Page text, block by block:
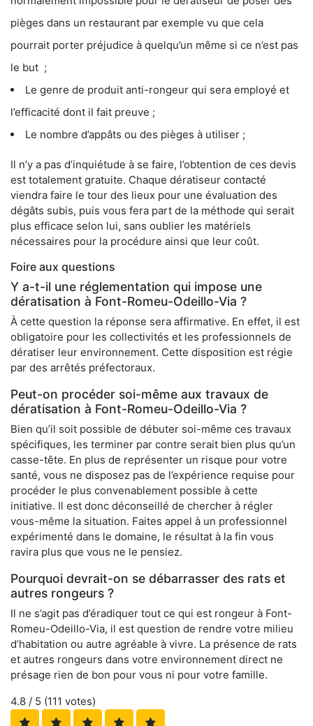
pièges dans un restaurant par exemple vu que cela
pourrait porter préjudice à quelqu’un même si ce n’est pas
le but ;
Le genre de produit anti-rongeur qui sera employé et
l’efficacité dont il fait preuve ;
Le nombre d’appâts ou des pièges à utiliser ;
Il n’y a pas d’inquiétude à se faire, l’obtention de ces devis
est totalement gratuite. Chaque dératiseur contacté
viendra faire le tour des lieux pour une évaluation des
dégâts subis, puis vous fera part de la méthode qui serait
plus efficace selon lui, sans oublier les matériels
nécessaires pour la procédure ainsi que leur coût.
Foire aux questions
Y a-t-il une réglementation qui impose une
dératisation à Font-Romeu-Odeillo-Via ?
À cette question la réponse sera affirmative. En effet, il est
obligatoire pour les collectivités et les professionnels de
dératiser leur environnement. Cette disposition est régie
par des arrêtés préfectoraux.
Peut-on procéder soi-même aux travaux de
dératisation à Font-Romeu-Odeillo-Via ?
Bien qu’il soit possible de débuter soi-même ces travaux
spécifiques, les terminer par contre serait bien plus qu’un
casse-tête. En plus de représenter un risque pour votre
santé, vous ne disposez pas de l’expérience requise pour
procéder le plus convenablement possible à cette
initiative. Il est donc déconseillé de chercher à régler
vous-même la situation. Faites appel à un professionnel
expérimenté dans le domaine, le résultat à la fin vous
ravira plus que vous ne le pensiez.
Pourquoi devrait-on se débarrasser des rats et
autres rongeurs ?
Il ne s’agit pas d’éradiquer tout ce qui est rongeur à Font-
Romeu-Odeillo-Via, il est question de rendre votre milieu
d’habitation ou autre agréable à vivre. La présence de rats
et autres rongeurs dans votre environnement direct ne
présage rien de bon pour vous ni pour votre famille.
4.8 / 5 (111 votes)